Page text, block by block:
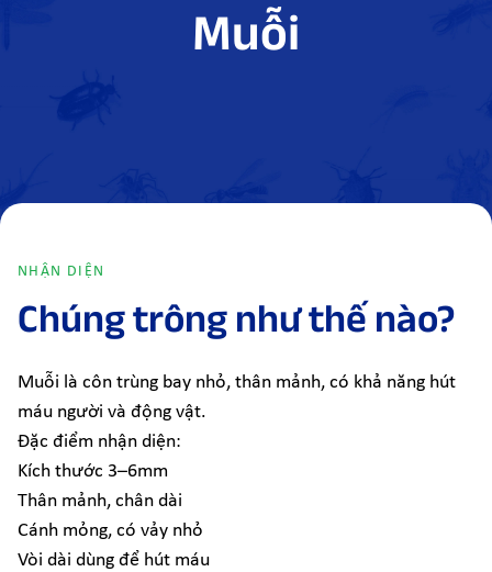
Muỗi
NHẬN DIỆN
Chúng trông như thế nào?
Muỗi là côn trùng bay nhỏ, thân mảnh, có khả năng hút
máu người và động vật.
Đặc điểm nhận diện:
Kích thước 3–6mm
Thân mảnh, chân dài
Cánh mỏng, có vảy nhỏ
Vòi dài dùng để hút máu